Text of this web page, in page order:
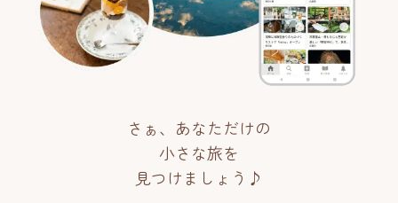
さぁ、あなただけの
小さな旅を
見つけましょう♪